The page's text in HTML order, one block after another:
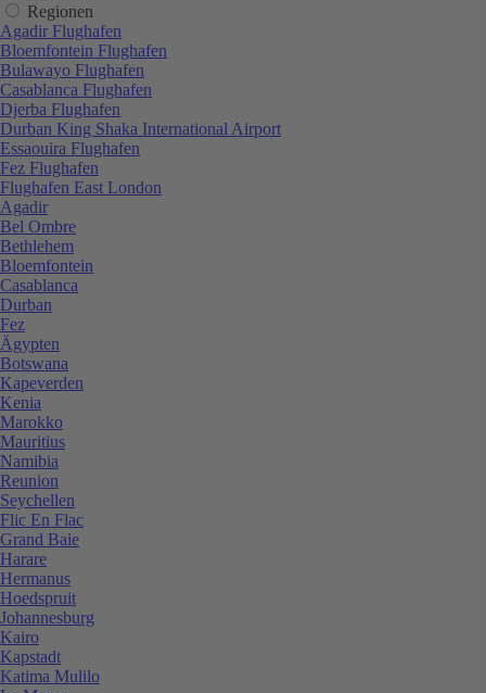
Regionen
Agadir Flughafen
Bloemfontein Flughafen
Bulawayo Flughafen
Casablanca Flughafen
Djerba Flughafen
Durban King Shaka International Airport
Essaouira Flughafen
Fez Flughafen
Flughafen East London
Agadir
Bel Ombre
Bethlehem
Bloemfontein
Casablanca
Durban
Fez
Ägypten
Botswana
Kapeverden
Kenia
Marokko
Mauritius
Namibia
Reunion
Seychellen
Flic En Flac
Grand Baie
Harare
Hermanus
Hoedspruit
Johannesburg
Kairo
Kapstadt
Katima Mulilo